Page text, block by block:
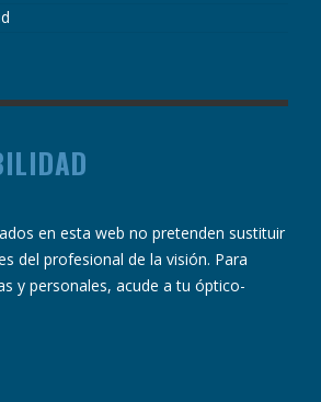
en esta web no pretenden sustituir
del profesional de la visión. Para
y personales, acude a tu óptico-